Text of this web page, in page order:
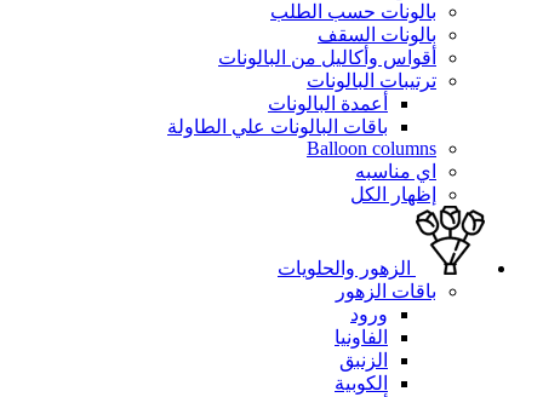
بالونات حسب الطلب
بالونات السقف
أقواس وأكاليل من البالونات
ترتيبات البالونات
أعمدة البالونات
باقات البالونات علي الطاولة
Balloon columns
اي مناسبه
إظهار الكل
الزهور والحلويات
باقات الزهور
ورود
الفاونيا
الزنبق
الكوبية